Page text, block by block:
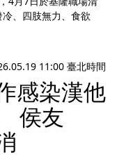
、四肢無力、食欲
11:00 臺北時間
感染漢他
侯友